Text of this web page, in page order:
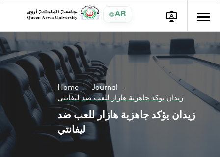
AR
Home
Journal
زيدان يؤكد جاهزية هازار للعب ضد ليفانتي
زيدان يؤكد جاهزية هازار للعب ضد
ليفانتي